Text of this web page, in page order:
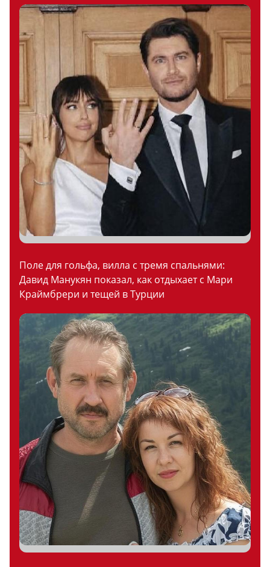
Поле для гольфа, вилла с тремя спальнями:
Давид Манукян показал, как отдыхает с Мари
Краймбрери и тещей в Турции